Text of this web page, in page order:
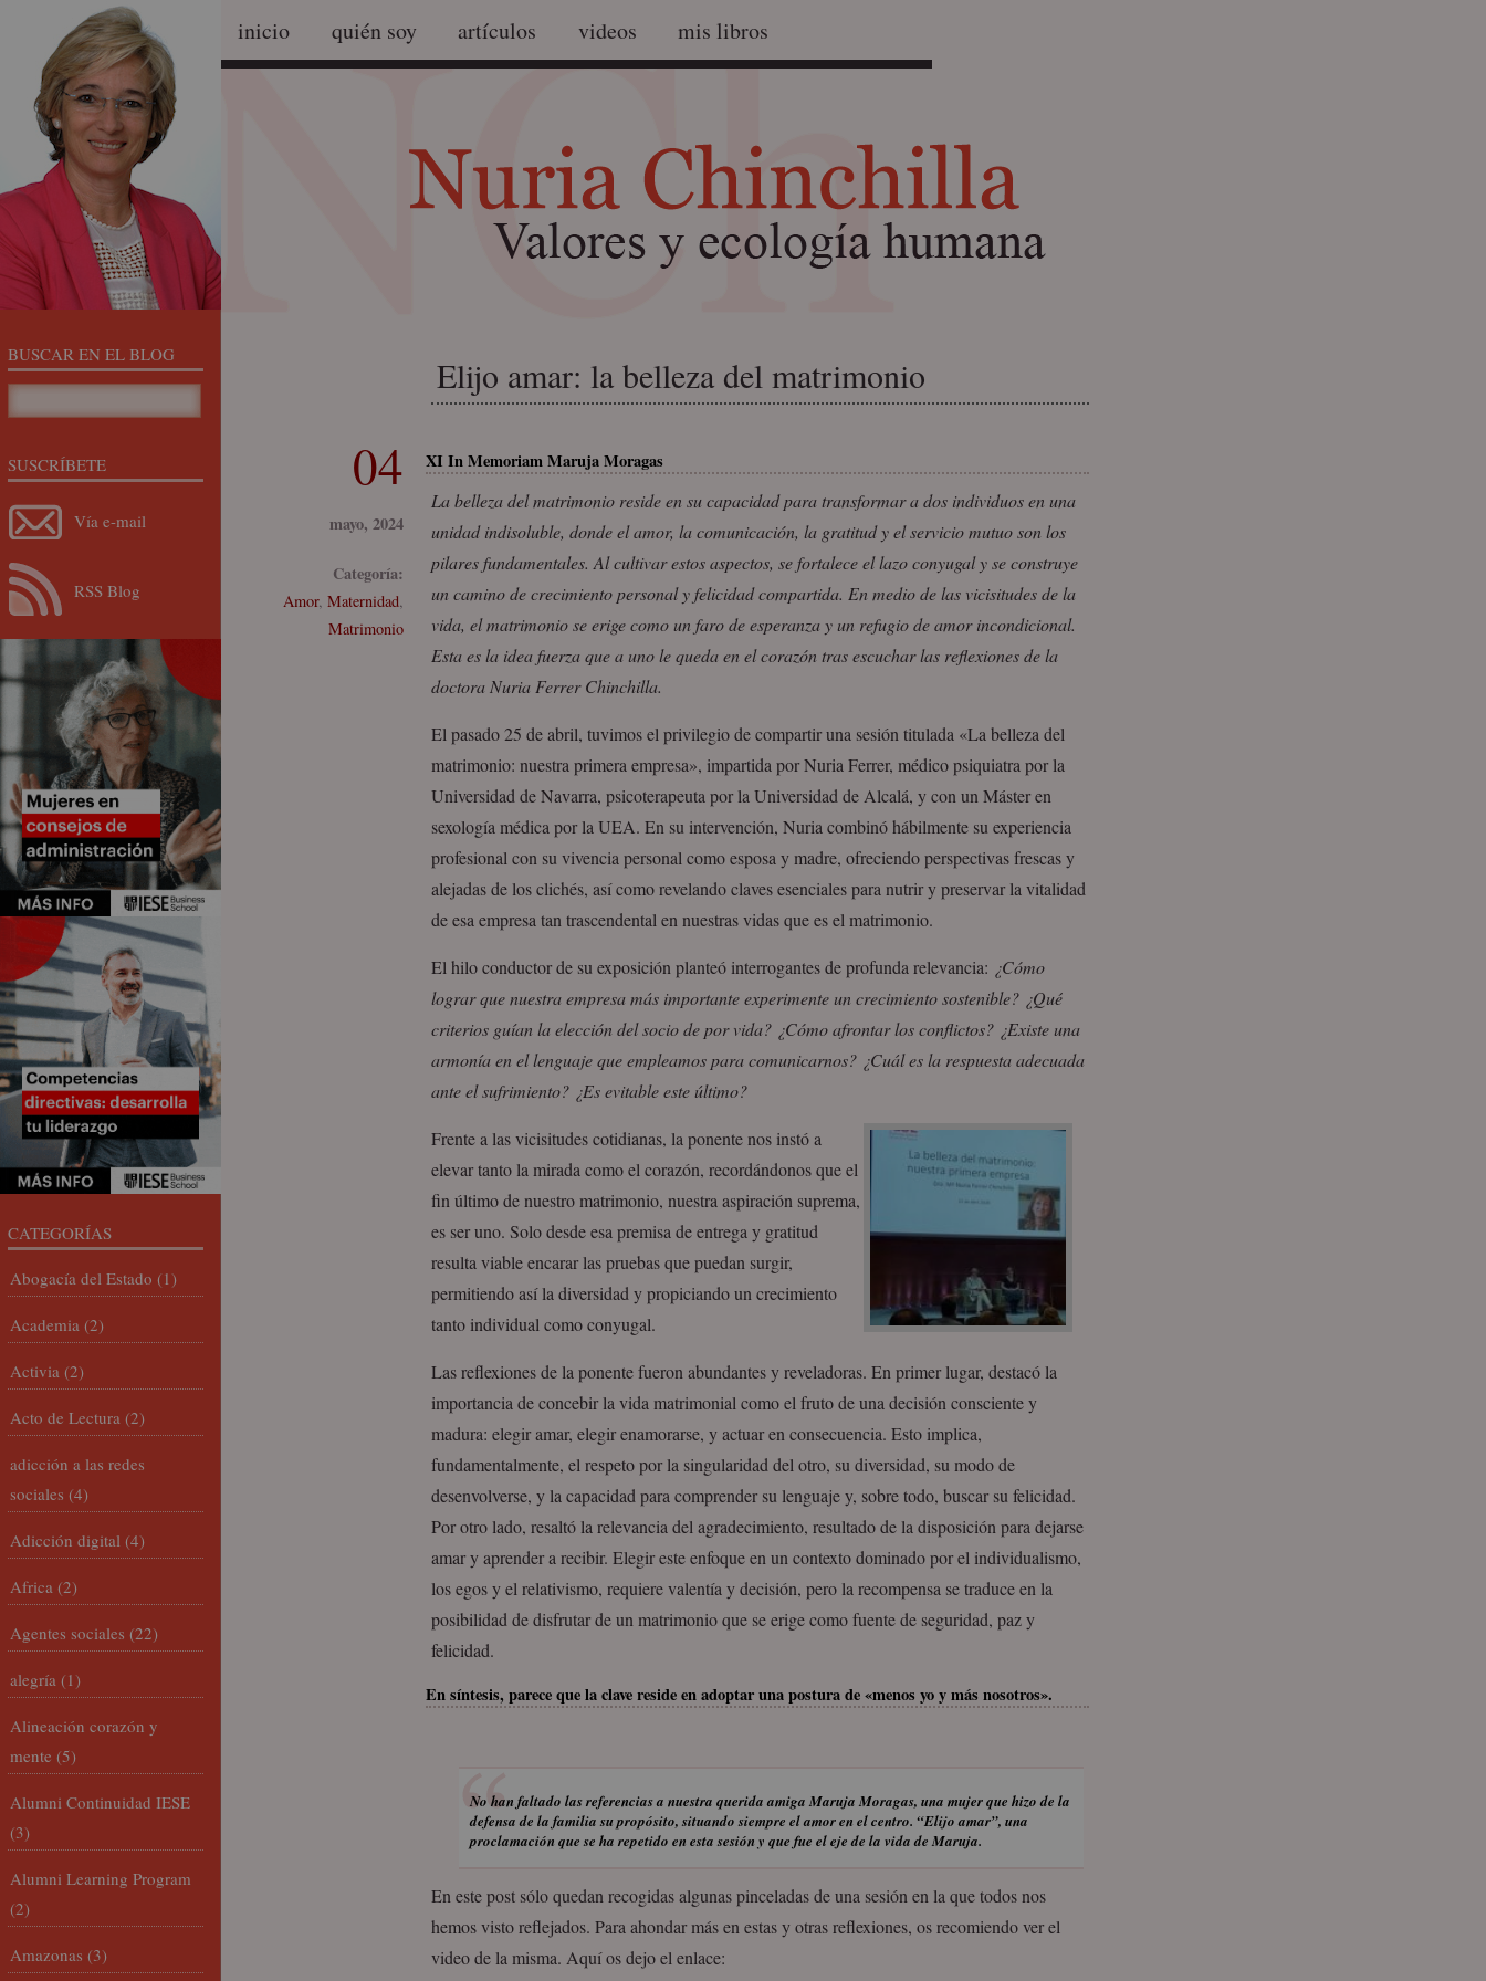
inicio quién soy artículos videos mis libros
Elijo amar: la belleza del matrimonio
04
mayo, 2024
Categoría:
Amor, Maternidad,
Matrimonio
XI In Memoriam Maruja Moragas
La belleza del matrimonio reside en su capacidad para transformar a dos individuos en una
unidad indisoluble, donde el amor, la comunicación, la gratitud y el servicio mutuo son los
pilares fundamentales. Al cultivar estos aspectos, se fortalece el lazo conyugal y se construye
un camino de crecimiento personal y felicidad compartida. En medio de las vicisitudes de la
vida, el matrimonio se erige como un faro de esperanza y un refugio de amor incondicional.
Esta es la idea fuerza que a uno le queda en el corazón tras escuchar las reflexiones de la
doctora Nuria Ferrer Chinchilla.
El pasado 25 de abril, tuvimos el privilegio de compartir una sesión titulada «La belleza del
matrimonio: nuestra primera empresa», impartida por Nuria Ferrer, médico psiquiatra por la
Universidad de Navarra, psicoterapeuta por la Universidad de Alcalá, y con un Máster en
sexología médica por la UEA. En su intervención, Nuria combinó hábilmente su experiencia
profesional con su vivencia personal como esposa y madre, ofreciendo perspectivas frescas y
alejadas de los clichés, así como revelando claves esenciales para nutrir y preservar la vitalidad
de esa empresa tan trascendental en nuestras vidas que es el matrimonio.
El hilo conductor de su exposición planteó interrogantes de profunda relevancia: ¿Cómo
lograr que nuestra empresa más importante experimente un crecimiento sostenible? ¿Qué
criterios guían la elección del socio de por vida? ¿Cómo afrontar los conflictos? ¿Existe una
armonía en el lenguaje que empleamos para comunicarnos? ¿Cuál es la respuesta adecuada
ante el sufrimiento? ¿Es evitable este último?
Frente a las vicisitudes cotidianas, la ponente nos instó a
elevar tanto la mirada como el corazón, recordándonos que el
fin último de nuestro matrimonio, nuestra aspiración suprema,
es ser uno. Solo desde esa premisa de entrega y gratitud
resulta viable encarar las pruebas que puedan surgir,
permitiendo así la diversidad y propiciando un crecimiento
tanto individual como conyugal.
Las reflexiones de la ponente fueron abundantes y reveladoras. En primer lugar, destacó la
importancia de concebir la vida matrimonial como el fruto de una decisión consciente y
madura: elegir amar, elegir enamorarse, y actuar en consecuencia. Esto implica,
fundamentalmente, el respeto por la singularidad del otro, su diversidad, su modo de
desenvolverse, y la capacidad para comprender su lenguaje y, sobre todo, buscar su felicidad.
Por otro lado, resaltó la relevancia del agradecimiento, resultado de la disposición para dejarse
amar y aprender a recibir. Elegir este enfoque en un contexto dominado por el individualismo,
los egos y el relativismo, requiere valentía y decisión, pero la recompensa se traduce en la
posibilidad de disfrutar de un matrimonio que se erige como fuente de seguridad, paz y
felicidad.
En síntesis, parece que la clave reside en adoptar una postura de «menos yo y más nosotros».
No han faltado las referencias a nuestra querida amiga Maruja Moragas, una mujer que hizo de la
defensa de la familia su propósito, situando siempre el amor en el centro. “Elijo amar”, una
proclamación que se ha repetido en esta sesión y que fue el eje de la vida de Maruja.
En este post sólo quedan recogidas algunas pinceladas de una sesión en la que todos nos
hemos visto reflejados. Para ahondar más en estas y otras reflexiones, os recomiendo ver el
video de la misma. Aquí os dejo el enlace:
BUSCAR EN EL BLOG
SUSCRÍBETE
Vía e-mail
RSS Blog
CATEGORÍAS
Abogacía del Estado (1)
Academia (2)
Activia (2)
Acto de Lectura (2)
adicción a las redes
sociales (4)
Adicción digital (4)
Africa (2)
Agentes sociales (22)
alegría (1)
Alineación corazón y
mente (5)
Alumni Continuidad IESE
(3)
Alumni Learning Program
(2)
Amazonas (3)